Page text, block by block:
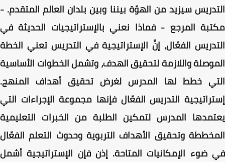
التدريس سيزيد من الهوّة بيننا وبين بلدان العالم المتقدم. -
مكتبة المرجع - فماذا نعني بالإستراتيجيات الحديثة في
التدريس الفعّال، إنَّ الإستراتيجية في التدريس تعني الخطة
الموصلة واللازمة لتحقيق الهدف، وتشمل الخطوات الأساسية
التي خطط لها المدرس لغرض تحقيق أهداف المنهج.
إستراتيجية التدريس الفعّال فإنها مجموعة الإجراءات التي
يعتمدها المدرس لتمكين الطلبة من الخبرات التعليمية
المخططة وتحقيق الأهداف التربوية وحدوث التعلم الفعّال
في ضوء الإمكانيات المتاحة. إذن فإن الإستراتيجية أشمل